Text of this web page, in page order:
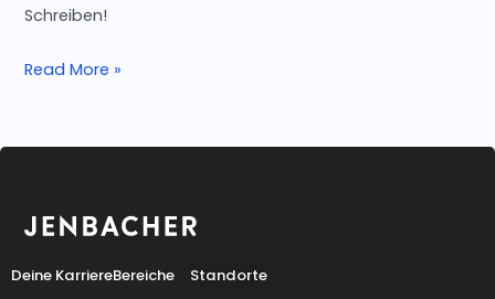
Schreiben!
Read More »
Deine KarriereBereiche Standorte